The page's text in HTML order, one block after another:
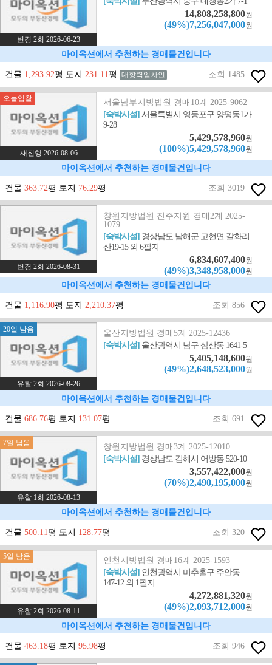
변경 2회 2026-06-23
14,808,258,800원
(49%)7,256,047,000원
마이옥션에서 추천하는 경매물건입니다
건물 1,293.92평 토지 231.11평 대항력임차인 조회 1485
오늘입찰
재진행 2026-08-06
서울남부지방법원 경매10계 2025-9062
[숙박시설]서울특별시 영등포구 양평동1가
9-28
5,429,578,960원
(100%)5,429,578,960원
마이옥션에서 추천하는 경매물건입니다
건물 363.72평 토지 76.29평 조회 3019
변경 2회 2026-08-31
창원지방법원 진주지원 경매2계 2025-
1079
[숙박시설] 경상남도 남해군 고현면 갈화리
산19-15 외 6필지
6,834,607,400원
(49%)3,348,958,000원
마이옥션에서 추천하는 경매물건입니다
건물 1,116.90평 토지 2,210.37평 조회 856
20일 남음
유찰 2회 2026-08-26
울산지방법원 경매5계 2025-12436
[숙박시설] 울산광역시 남구 삼산동 1641-5
5,405,148,600원
(49%)2,648,523,000원
마이옥션에서 추천하는 경매물건입니다
건물 686.76평 토지 131.07평 조회 691
7일 남음
유찰 1회 2026-08-13
창원지방법원 경매3계 2025-12010
[숙박시설] 경상남도 김해시 어방동 520-10
3,557,422,000원
(70%)2,490,195,000원
마이옥션에서 추천하는 경매물건입니다
건물 500.11평 토지 128.77평 조회 320
5일 남음
유찰 2회 2026-08-11
인천지방법원 경매16계 2025-1593
[숙박시설] 인천광역시 미추홀구 주안동
147-12 외 1필지
4,272,881,320원
(49%)2,093,712,000원
마이옥션에서 추천하는 경매물건입니다
건물 463.18평 토지 95.98평 조회 946